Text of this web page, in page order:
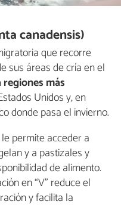
canadensis)
que recorre
sus áreas de cría en el
regiones más
Unidos y, en
donde pasa el invierno.
permite acceder a
y a pastizales y
de alimento.
en “V” reduce el
y facilita la